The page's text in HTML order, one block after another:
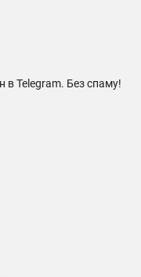
в Telegram. Без спаму!